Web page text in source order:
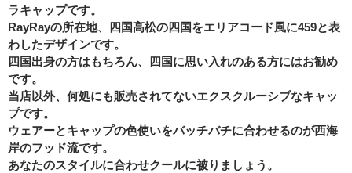
ラキャップです。
RayRayの所在地、四国高松の四国をエリアコード風に459と表
わしたデザインです。
四国出身の方はもちろん、四国に思い入れのある方にはお勧め
です。
当店以外、何処にも販売されてないエクスクルーシブなキャッ
プです。
ウェアーとキャップの色使いをバッチバチに合わせるのが西海
岸のフッド流です。
あなたのスタイルに合わせクールに被りましょう。